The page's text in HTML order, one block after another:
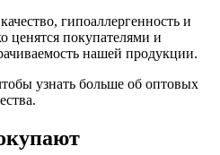
гипоаллергенность и
ценятся покупателями и
нашей продукции.
узнать больше об оптовых